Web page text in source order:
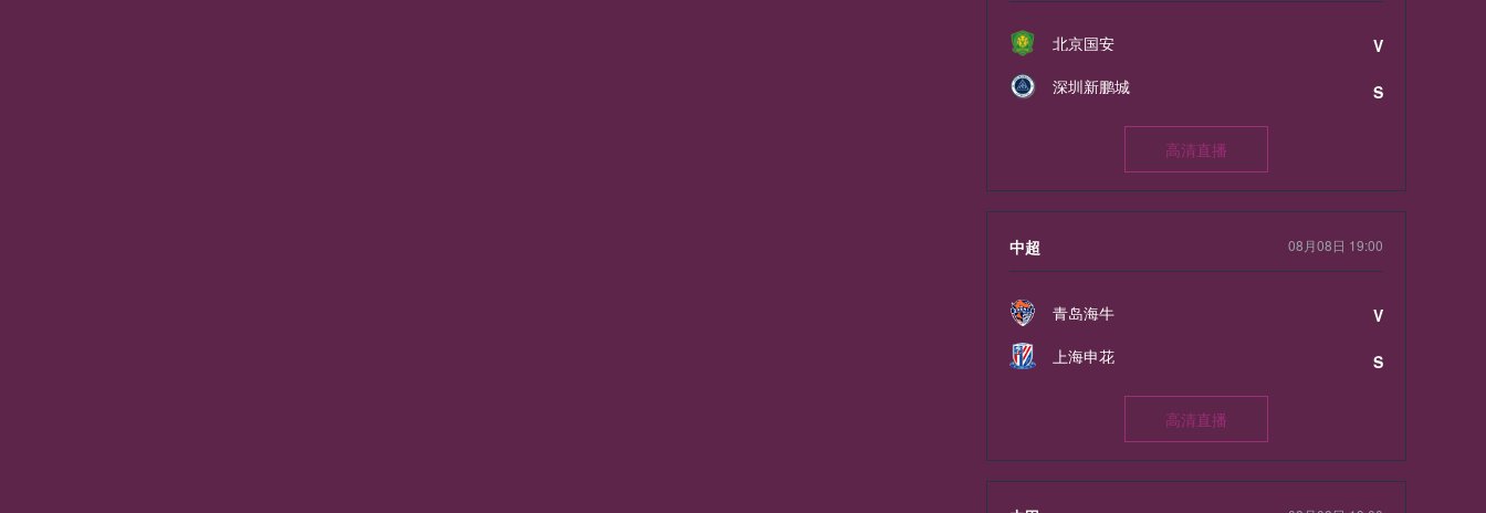
北京国安
深圳新鹏城
V
S
高清直播
中超 08月08日 19:00
青岛海牛
上海申花
V
S
高清直播